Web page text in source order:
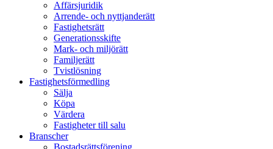
Affärsjuridik
Arrende- och nyttjanderätt
Fastighetsrätt
Generationsskifte
Mark- och miljörätt
Familjerätt
Tvistlösning
Fastighetsförmedling
Sälja
Köpa
Värdera
Fastigheter till salu
Branscher
Bostadsrättsförening